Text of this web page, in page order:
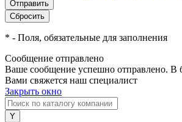
* - Поля, обязательные для заполнения
Сообщение отправлено
Ваше сообщение успешно отправлено. В
Вами свяжется наш специалист
Закрыть окно